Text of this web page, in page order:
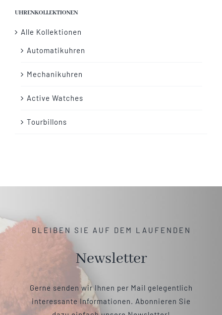
UHRENKOLLEKTIONEN
Alle Kollektionen
Automatikuhren
Mechanikuhren
Active Watches
Tourbillons
BLEIBEN SIE AUF DEM LAUFENDEN
Newsletter
Gerne senden wir Ihnen per Mail gelegentlich
interessante Informationen. Abonnieren Sie